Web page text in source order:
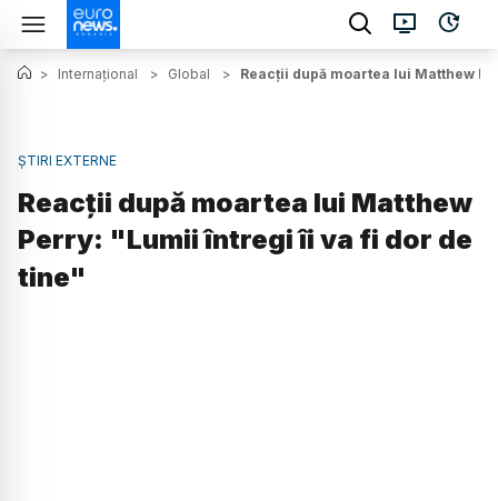
> Internațional > Global > Reacții după moartea lui Matthew
ȘTIRI EXTERNE
Reacții după moartea lui Matthew
Perry: "Lumii întregi îi va fi dor de
tine"